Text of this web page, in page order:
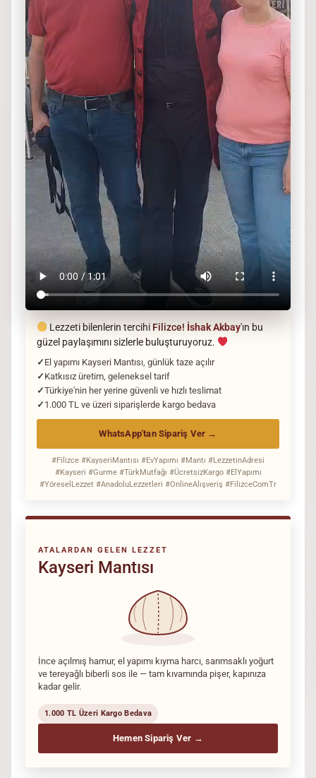
ATALARDAN GELEN LEZZET
Kayseri Mantısı
İnce açılmış hamur, el yapımı kıyma harcı, sarımsaklı yoğurt
ve tereyağlı biberli sos ile — tam kıvamında pişer, kapınıza
kadar gelir.
1.000 TL Üzeri Kargo Bedava
Hemen Sipariş Ver →
Lezzeti bilenlerin tercihi Filizce! İshak Akbay'ın bu
güzel paylaşımını sizlerle buluşturuyoruz.
El yapımı Kayseri Mantısı, günlük taze açılır
Katkısız üretim, geleneksel tarif
Türkiye'nin her yerine güvenli ve hızlı teslimat
1.000 TL ve üzeri siparişlerde kargo bedava
WhatsApp'tan Sipariş Ver →
#Filizce #KayseriMantısı #EvYapımı #Mantı #LezzetinAdresi
#Kayseri #Gurme #TürkMutfağı #ÜcretsizKargo #ElYapımı
#YöreselLezzet #AnadoluLezzetleri #OnlineAlışveriş #FilizceComTr